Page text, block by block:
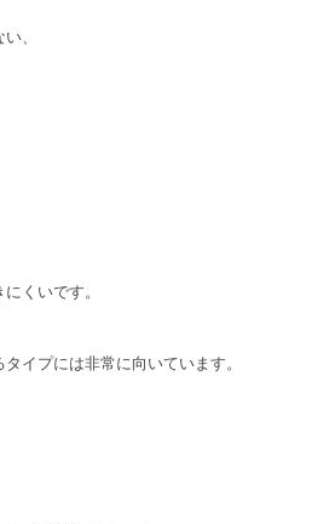
、
くいです。
イプには非常に向いています。